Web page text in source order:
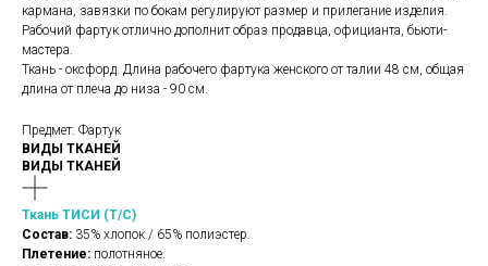
кармана, завязки по бокам регулируют размер и прилегание изделия.
Рабочий фартук отлично дополнит образ продавца, официанта, бьюти-
мастера.
Ткань - оксфорд. Длина рабочего фартука женского от талии 48 см, общая
длина от плеча до низа - 90 см.
Предмет: Фартук
ВИДЫ ТКАНЕЙ
ВИДЫ ТКАНЕЙ
Ткань ТИСИ (Т/С)
Состав: 35% хлопок / 65% полиэстер.
Плетение: полотняное.